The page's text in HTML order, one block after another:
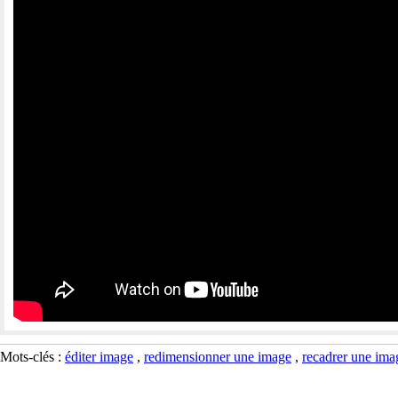
Mots-clés : éditer image , redimensionner une image , recadrer une